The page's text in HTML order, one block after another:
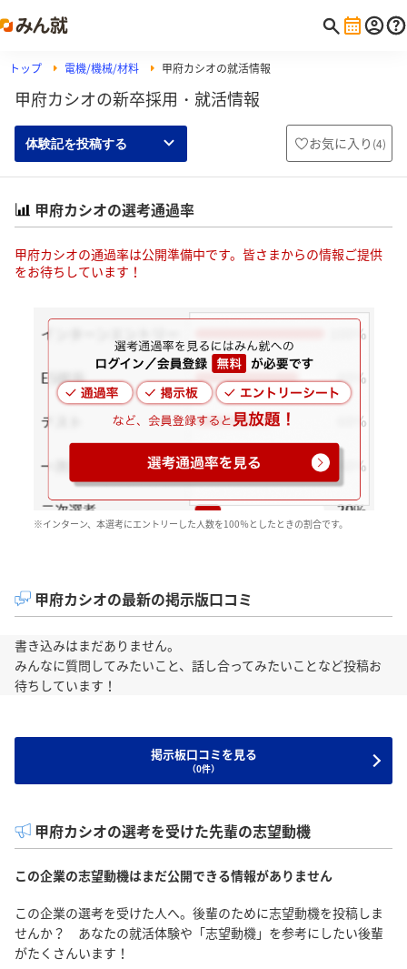
トップ 電機/機械/材料 甲府カシオの就活情報
甲府カシオの新卒採用・就活情報
体験記を投稿する お気に入り (4)
甲府カシオの選考通過率
甲府カシオの通過率は公開準備中です。皆さまからの情報ご提供
をお待ちしています！
※インターン、本選考にエントリーした人数を100％としたときの割合です。
甲府カシオの最新の掲示版口コミ
書き込みはまだありません。
みんなに質問してみたいこと、話し合ってみたいことなど投稿お
待ちしています！
掲示板口コミを見る
（0件）
甲府カシオの選考を受けた先輩の志望動機
この企業の志望動機はまだ公開できる情報がありません
この企業の選考を受けた人へ。後輩のために志望動機を投稿しま
せんか？ あなたの就活体験や「志望動機」を参考にしたい後輩
がたくさんいます！